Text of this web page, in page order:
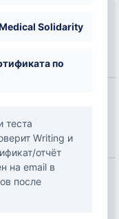
Solidarity
по
теста
Writing и
отчёт
на email в
после